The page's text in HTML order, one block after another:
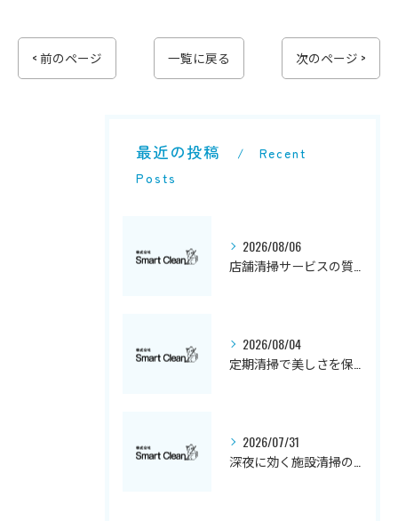
< 前のページ 一覧に戻る 次のページ >
最近の投稿
Recent
Posts
2026/08/06
2026/08/04
2026/07/31